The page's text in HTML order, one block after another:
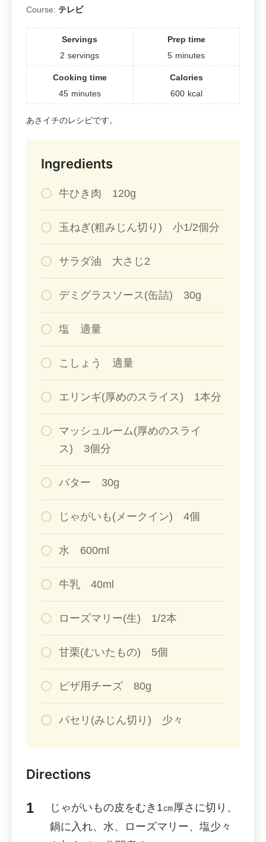
Course: テレビ
Servings
2 servings
Prep time
5 minutes
Cooking time
45 minutes
Calories
600 kcal
あさイチのレシピです。
Ingredients
牛ひき肉 120g
玉ねぎ(粗みじん切り) 小1/2個分
サラダ油 大さじ2
デミグラスソース(缶詰) 30g
塩 適量
こしょう 適量
エリンギ(厚めのスライス) 1本分
マッシュルーム(厚めのスライ
ス) 3個分
バター 30g
じゃがいも(メークイン) 4個
水 600ml
牛乳 40ml
ローズマリー(生) 1/2本
甘栗(むいたもの) 5個
ピザ用チーズ 80g
パセリ(みじん切り) 少々
Directions
じゃがいもの皮をむき1㎝厚さに切り、
鍋に入れ、水、ローズマリー、塩少々